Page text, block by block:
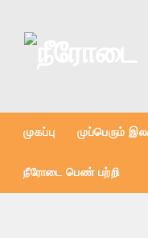
முகப்பு முப்பெரும்
நீரோடை பெண் பற்றி